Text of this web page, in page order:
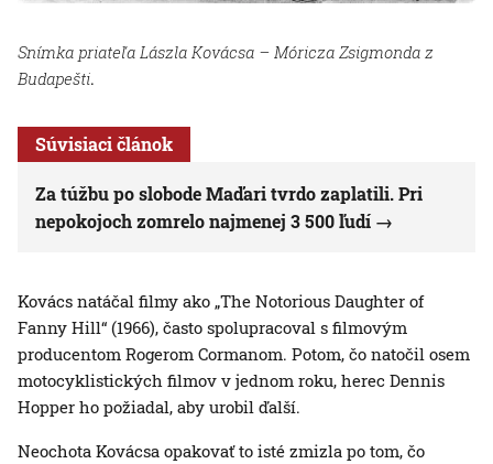
Snímka priateľa Lászla Kovácsa – Móricza Zsigmonda z
Budapešti.
Súvisiaci článok
Za túžbu po slobode Maďari tvrdo zaplatili. Pri
nepokojoch zomrelo najmenej 3 500 ľudí
Kovács natáčal filmy ako „The Notorious Daughter of
Fanny Hill“ (1966), často spolupracoval s filmovým
producentom Rogerom Cormanom. Potom, čo natočil osem
motocyklistických filmov v jednom roku, herec Dennis
Hopper ho požiadal, aby urobil ďalší.
Neochota Kovácsa opakovať to isté zmizla po tom, čo